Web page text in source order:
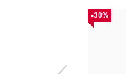
-30%